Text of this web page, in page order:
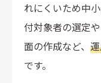
れにくいため中
付対象者の選定
面の作成など、
です。